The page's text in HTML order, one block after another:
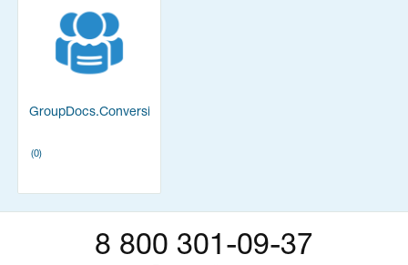
GroupDocs.Conversion
(0)
8 800 301-09-37